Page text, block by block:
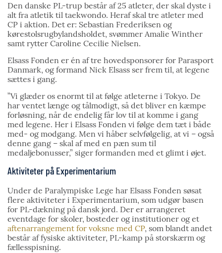
Den danske PL-trup består af 25 atleter, der skal dyste i
alt fra atletik til taekwondo. Heraf skal tre atleter med
CP i aktion. Det er: Sebastian Frederiksen og
kørestolsrugbylandsholdet, svømmer Amalie Winther
samt rytter Caroline Cecilie Nielsen.
Elsass Fonden er én af tre hovedsponsorer for Parasport
Danmark, og formand Nick Elsass ser frem til, at legene
sættes i gang.
”Vi glæder os enormt til at følge atleterne i Tokyo. De
har ventet længe og tålmodigt, så det bliver en kæmpe
forløsning, når de endelig får lov til at komme i gang
med legene. Her i Elsass Fonden vi følge dem tæt i både
med- og modgang. Men vi håber selvfølgelig, at vi – også
denne gang – skal af med en pæn sum til
medaljebonusser,” siger formanden med et glimt i øjet.
Aktiviteter på Experimentarium
Under de Paralympiske Lege har Elsass Fonden søsat
flere aktiviteter i Experimentarium, som udgør basen
for PL-dækning på dansk jord. Der er arrangeret
eventdage for skoler, bosteder og institutioner og et
aftenarrangement for voksne med CP, som blandt andet
består af fysiske aktiviteter, PL-kamp på storskærm og
fællesspisning.